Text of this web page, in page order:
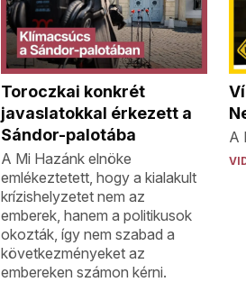
Toroczkai konkrét
javaslatokkal érkezett a
Sándor-palotába
A Mi Hazánk elnöke
emlékeztetett, hogy a kialakult
krízishelyzetet nem az
emberek, hanem a politikusok
okozták, így nem szabad a
következményeket az
embereken számon kérni.
A